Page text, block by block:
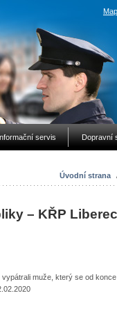
servis Dopravní
Úvodní strana
– KŘP
vypátrali muže, který se od